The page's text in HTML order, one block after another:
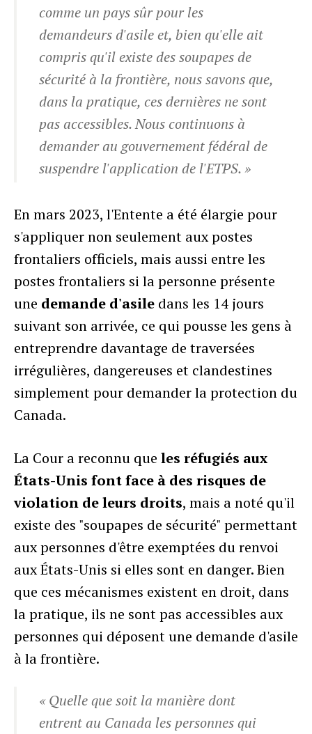
comme un pays sûr pour les
demandeurs d'asile et, bien qu'elle ait
compris qu'il existe des soupapes de
sécurité à la frontière, nous savons que,
dans la pratique, ces dernières ne sont
pas accessibles. Nous continuons à
demander au gouvernement fédéral de
suspendre l'application de l'ETPS. »
En mars 2023, l'Entente a été élargie pour
s'appliquer non seulement aux postes
frontaliers officiels, mais aussi entre les
postes frontaliers si la personne présente
une demande d'asile dans les 14 jours
suivant son arrivée, ce qui pousse les gens à
entreprendre davantage de traversées
irrégulières, dangereuses et clandestines
simplement pour demander la protection du
Canada.
La Cour a reconnu que les réfugiés aux
États-Unis font face à des risques de
violation de leurs droits, mais a noté qu'il
existe des "soupapes de sécurité" permettant
aux personnes d'être exemptées du renvoi
aux États-Unis si elles sont en danger. Bien
que ces mécanismes existent en droit, dans
la pratique, ils ne sont pas accessibles aux
personnes qui déposent une demande d'asile
à la frontière.
« Quelle que soit la manière dont
entrent au Canada les personnes qui